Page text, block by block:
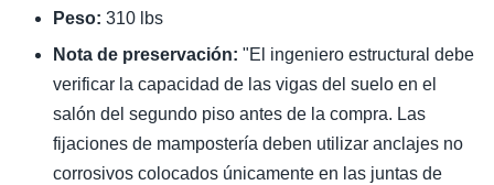
Peso: 310 lbs
Nota de preservación: "El ingeniero estructural debe
verificar la capacidad de las vigas del suelo en el
salón del segundo piso antes de la compra. Las
fijaciones de mampostería deben utilizar anclajes no
corrosivos colocados únicamente en las juntas de